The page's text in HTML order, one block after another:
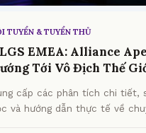
TUYỂN & TUYỂN THỦ
EMEA: Alliance
Tới Vô Địch Thế
cấp các phân tích chi tiết,
và hướng dẫn thực tế về